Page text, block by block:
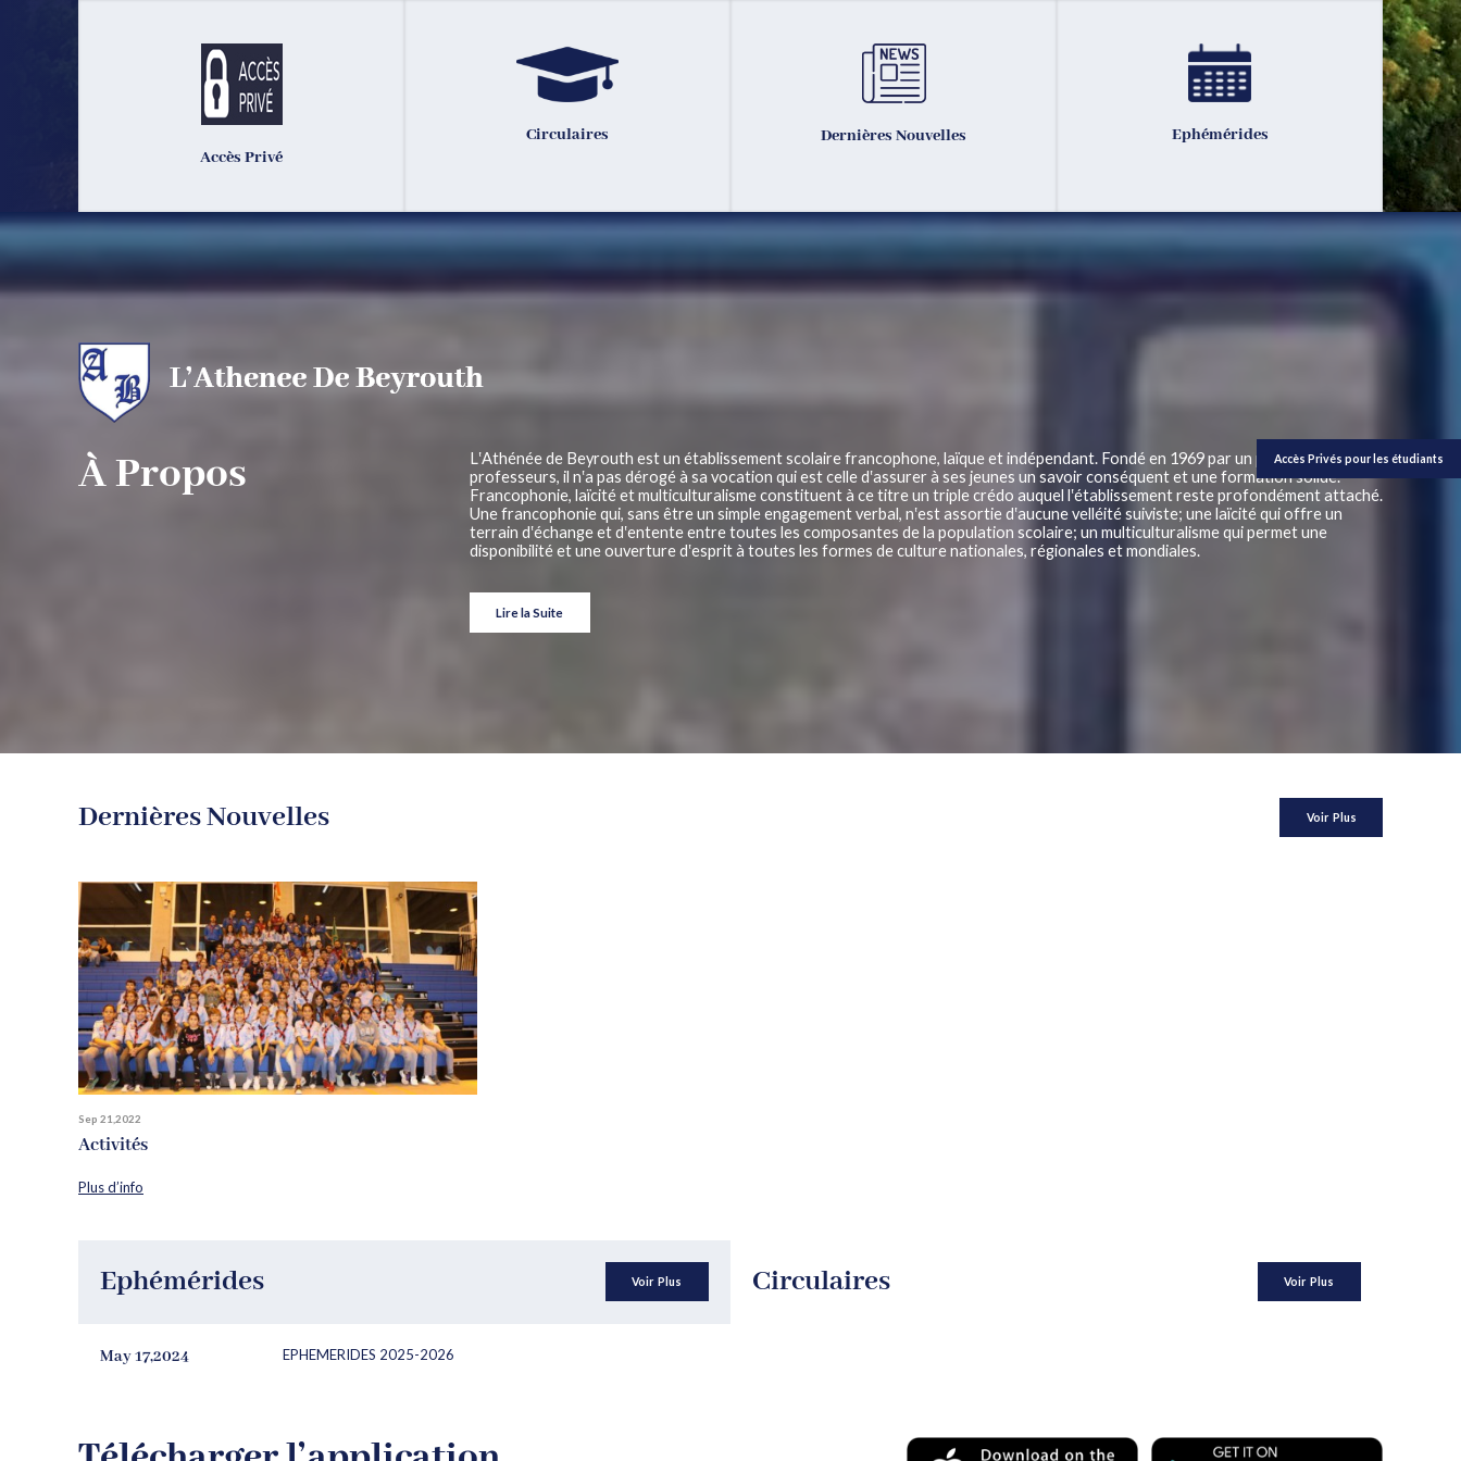
Accès Privés pour les étudiants
Accès Privé
Circulaires Dernières Nouvelles Ephémérides
À Propos
L‛Athénée de Beyrouth est un établissement scolaire francophone, laïque et indépendant. Fondé en 1969 par un petit groupe de
professeurs, il n‛a pas dérogé à sa vocation qui est celle d‛assurer à ses jeunes un savoir conséquent et une formation solide.
Francophonie, laïcité et multiculturalisme constituent à ce titre un triple crédo auquel l‛établissement reste profondément attaché.
Une francophonie qui, sans être un simple engagement verbal, n‛est assortie d‛aucune velléité suiviste; une laïcité qui offre un
terrain d‛échange et d‛entente entre toutes les composantes de la population scolaire; un multiculturalisme qui permet une
disponibilité et une ouverture d‛esprit à toutes les formes de culture nationales, régionales et mondiales.
Lire la Suite
Dernières Nouvelles Voir Plus
Sep 21,2022
Activités
Plus d’info
Ephémérides Voir Plus
May 17,2024 EPHEMERIDES 2025-2026
Circulaires Voir Plus